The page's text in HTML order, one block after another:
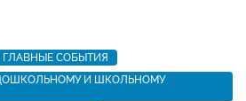
ГЛАВНЫЕ СОБЫТИЯ
И ШКОЛЬНОМУ